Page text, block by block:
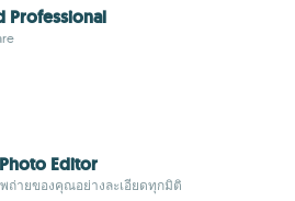
Professional
Editor
ถ่ายของคุณอย่างละเอียดทุกมิติ